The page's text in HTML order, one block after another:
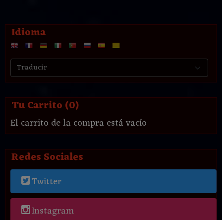
Idioma
Tu Carrito (0)
El carrito de la compra está vacío
Redes Sociales
Twitter
Instagram